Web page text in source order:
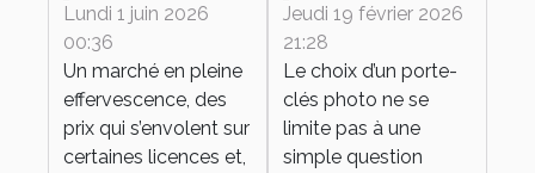
rareté ou
l’attachement
émotionnel
pour sa
collection de
Lundi 1 juin 2026
00:36
Un marché en pleine
effervescence, des
prix qui s’envolent sur
certaines licences et,
porte-clés
photo idéal
pour vous ?
Jeudi 19 février 2026
21:28
Le choix d’un porte-
clés photo ne se
limite pas à une
simple question